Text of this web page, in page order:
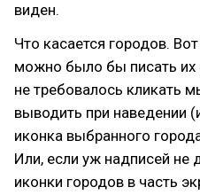
виден.
Что касается городов.
можно было бы писать их
не требовалось кликать
выводить при наведении
иконка выбранного
Или, если уж надписей не
иконки городов в часть